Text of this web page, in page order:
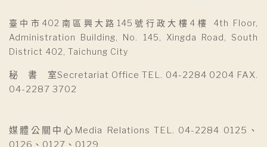
臺中市402南區興大路145號行政大樓4樓 4th Floor,
Administration Building, No. 145, Xingda Road, South
District 402, Taichung City
秘 書 室Secretariat Office TEL. 04-2284 0204 FAX.
04-2287 3702
媒體公關中心Media Relations TEL. 04-2284 0125、
0126、0127、0129